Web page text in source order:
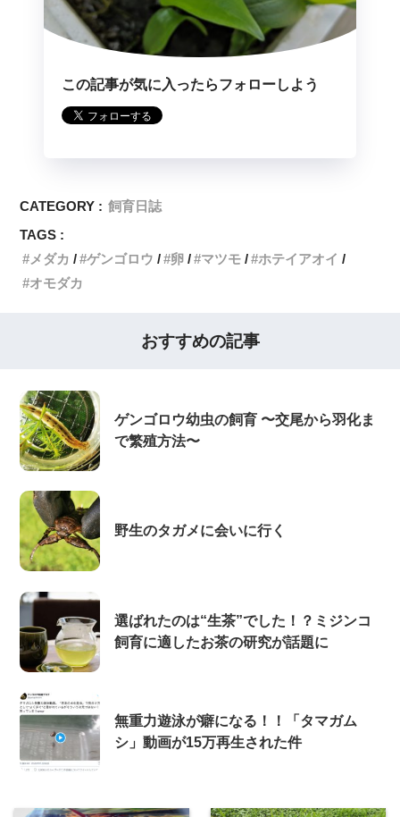
この記事が気に入ったらフォローしよう
CATEGORY : 飼育日誌
TAGS :
メダカ
ゲンゴロウ 卵 マツモ
ホテイアオイ
オモダカ
おすすめの記事
ゲンゴロウ幼虫の飼育 〜交尾から羽化ま
で繁殖方法〜
野生のタガメに会いに行く
選ばれたのは“生茶”でした！？ミジンコ
飼育に適したお茶の研究が話題に
無重力遊泳が癖になる！！「タマガム
シ」動画が15万再生された件